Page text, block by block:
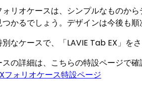
ォリオケースは、シンプルなものか
かるでしょう。デザインは今後も順
なケースで、「LAVIE Tab EX」を
の詳細は、こちらの特設ページで確
フォリオケース特設ページ